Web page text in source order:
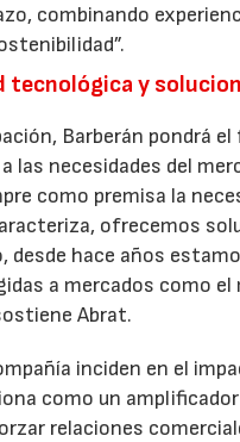
combinando
tecnológica y
Barberán pondrá
las necesidades del
como premisa la
ofrecemos
desde hace años
a mercados como
Abrat.
inciden en el
como un
relaciones